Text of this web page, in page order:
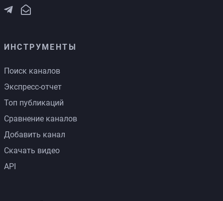
ИНСТРУМЕНТЫ
Поиск каналов
Экспресс-отчет
Топ публикаций
Сравнение каналов
Добавить канал
Скачать видео
API